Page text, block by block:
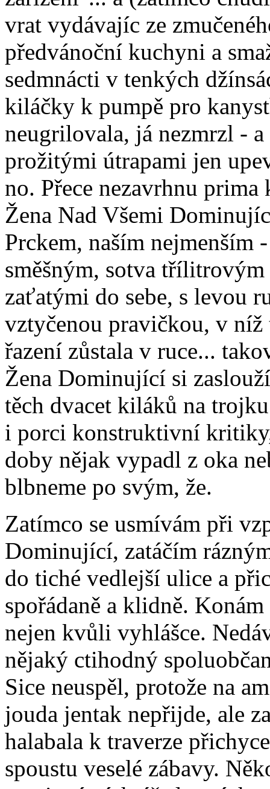
vrat vydávajíc ze
předvánoční kuchyni a
sedmnácti v tenkých
kiláčky k pumpě pro
neugrilovala, já nezmrzl - a
prožitými útrapami jen
no. Přece nezavrhnu
Žena Nad Všemi
Prckem, naším nejmenším
směšným, sotva
zaťatými do sebe, s levou
vztyčenou pravičkou, v
řazení zůstala v ruce...
Žena Dominující si
těch dvacet kiláků na
i porci konstruktivní
doby nějak vypadl z oka
blbneme po svým, že.
Zatímco se usmívám při
Dominující, zatáčím
do tiché vedlejší ulice a
spořádaně a klidně.
nejen kvůli vyhlášce.
nějaký ctihodný
Sice neuspěl, protože na
jouda jentak nepřijde, ale
halabala k traverze
spoustu veselé zábavy.